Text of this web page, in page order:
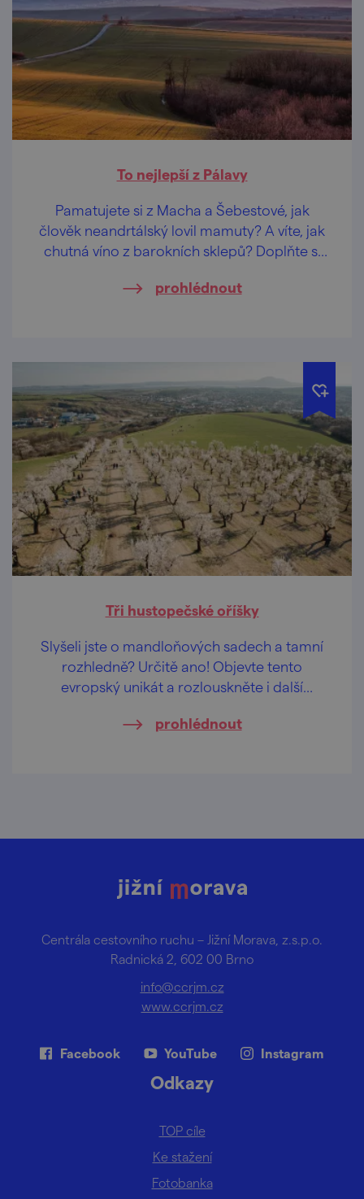
To nejlepší z Pálavy
Pamatujete si z Macha a Šebestové, jak
člověk neandrtálský lovil mamuty? A víte, jak
chutná víno z barokních sklepů? Doplňte si
prohlédnout
Tři hustopečské oříšky
Slyšeli jste o mandloňových sadech a tamní
rozhledně? Určitě ano! Objevte tento
evropský unikát a rozlouskněte i další
prohlédnout
Centrála cestovního ruchu – Jižní Morava, z.s.p.o.
Radnická 2, 602 00 Brno
info@ccrjm.cz
www.ccrjm.cz
Facebook YouTube Instagram
Odkazy
TOP cíle
Ke stažení
Fotobanka